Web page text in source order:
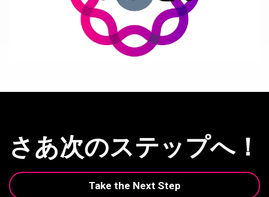
さあ次のステップへ！
Take the Next Step